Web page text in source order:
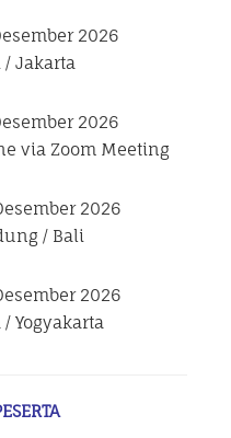
2026
Jakarta
2026
via Zoom Meeting
2026
/ Bali
2026
Yogyakarta